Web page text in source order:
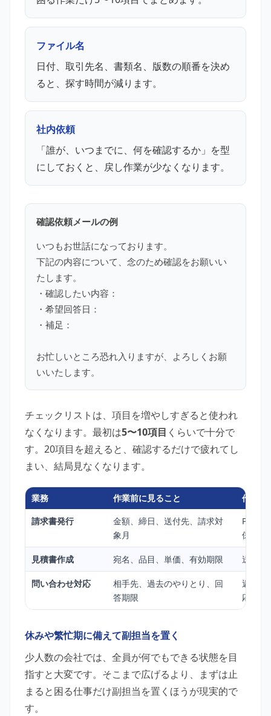
ファイル名
日付、取引先名、書類名、版数の順番を決め
ると、探す時間が減ります。
社内依頼
「誰が、いつまでに、何を確認するか」を型
にしておくと、戻し作業が少なくなります。
確認依頼メールの例
いつもお世話になっております。
下記の内容について、念のため確認をお願いい
たします。
・確認したい内容：
・希望回答日：
・補足：
お忙しいところ恐れ入りますが、よろしくお願
いいたします。
チェックリストは、項目を増やしすぎると使われ
なくなります。最初は5〜10項目 くらいで十分で
す。20項目を超えると、確認するだけで疲れてし
まい、結局見なくなります。
業務 作業前に見ること
作業後
請求書発行
金額、締日、送付先、請求対
象月
PDF保
保存
見積書作成 宛名、品目、単価、有効期限 送付履
問い合わせ対応
相手先、過去のやりとり、回
答期限
返信済
応
休みや繁忙期に備えて副担当を置く
少人数の会社では、全員が何でもできる状態を目
指すと大変です。そこまで広げるより、まずは止
まると困る仕事だけ副担当を置くほうが現実的で
す。